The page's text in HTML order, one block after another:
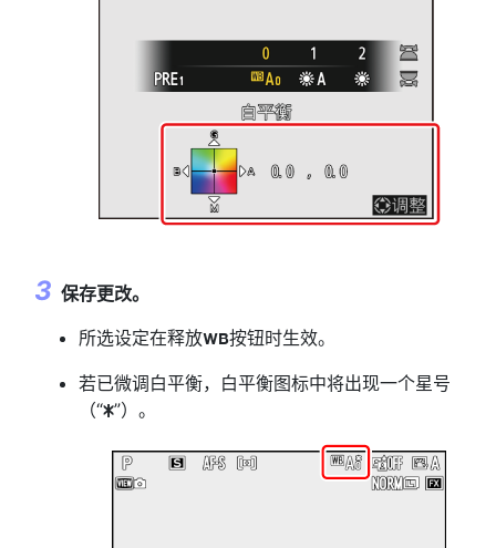
保存更改。
所选设定在释放U按钮时生效。
若已微调白平衡，白平衡图标中将出现一个星号
（“U”）。